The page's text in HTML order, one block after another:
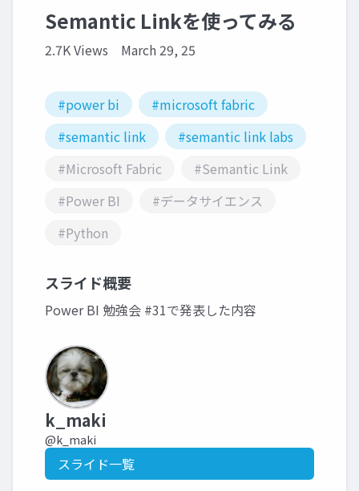
Semantic Linkを使ってみる
2.7K Views March 29, 25
#power bi
#microsoft fabric
#semantic link
#semantic link labs
#Microsoft Fabric
#Semantic Link
#Power BI
#データサイエンス
#Python
スライド概要
Power BI 勉強会 #31で発表した内容
k_maki
@k_maki
スライド一覧